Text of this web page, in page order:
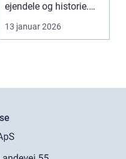
ejendele og historie.
For mange pårør...
13 januar 2026